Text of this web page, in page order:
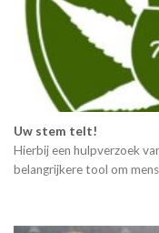
Uw stem telt!
Hierbij een hulpverzoek
belangrijkere tool om